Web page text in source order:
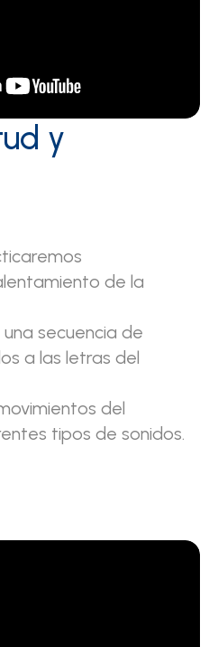
y
de la
secuencia de
a las letras del
del
tipos de sonidos.